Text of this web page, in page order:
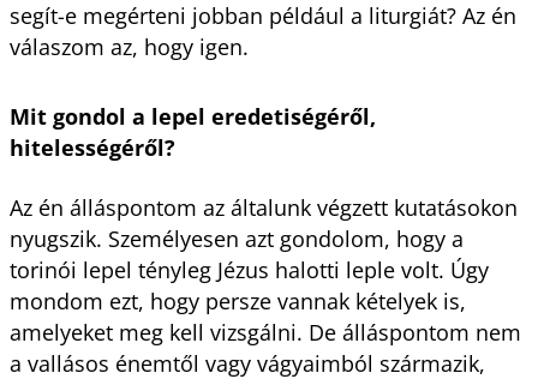
segít-e megérteni jobban például a liturgiát? Az én
válaszom az, hogy igen.
Mit gondol a lepel eredetiségéről,
hitelességéről?
Az én álláspontom az általunk végzett kutatásokon
nyugszik. Személyesen azt gondolom, hogy a
torinói lepel tényleg Jézus halotti leple volt. Úgy
mondom ezt, hogy persze vannak kételyek is,
amelyeket meg kell vizsgálni. De álláspontom nem
a vallásos énemtől vagy vágyaimból származik,